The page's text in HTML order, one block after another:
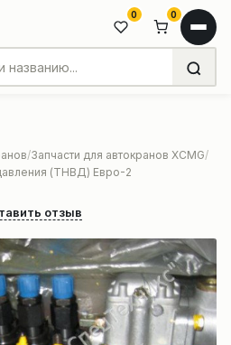
0 0
Запчасти для автокранов XCMG
(ТНВД) Евро-2
отзыв